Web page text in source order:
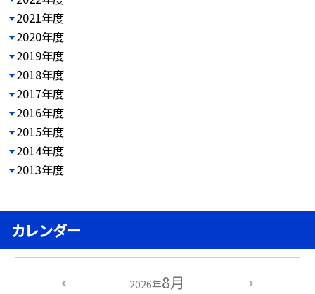
2021年度
2020年度
2019年度
2018年度
2017年度
2016年度
2015年度
2014年度
2013年度
カレンダー
2026年8月